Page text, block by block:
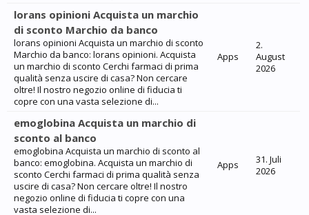
lorans opinioni Acquista un marchio
di sconto Marchio da banco
lorans opinioni Acquista un marchio di sconto
Marchio da banco: lorans opinioni. Acquista
un marchio di sconto Cerchi farmaci di prima
qualità senza uscire di casa? Non cercare
oltre! Il nostro negozio online di fiducia ti
copre con una vasta selezione di...
Apps
2.
August
2026
emoglobina Acquista un marchio di
sconto al banco
emoglobina Acquista un marchio di sconto al
banco: emoglobina. Acquista un marchio di
sconto Cerchi farmaci di prima qualità senza
uscire di casa? Non cercare oltre! Il nostro
negozio online di fiducia ti copre con una
vasta selezione di...
Apps
31. Juli
2026